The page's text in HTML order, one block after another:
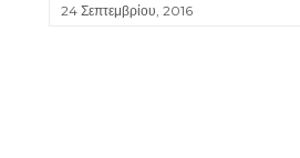
24 Σεπτεμβρίου, 2016